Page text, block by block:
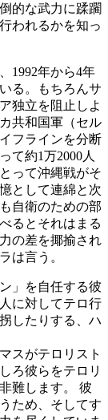
的な武力に蹂躙
われるかを知っ
1992年から4年
る。もちろんサ
独立を阻止しよ
共和国軍（セル
フラインを分断
て約1万2000人
って沖縄戦がそ
として連綿と次
自衛のための部
るとそれはまる
の差を揶揄され
は言う。
」を自任する彼
に対してテロ行
したりする、ハ
スがテロリスト
ろ彼らをテロリ
難します。 彼
ため、そしてす